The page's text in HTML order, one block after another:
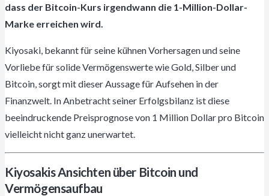
dass der Bitcoin-Kurs irgendwann die 1-Million-Dollar-
Marke erreichen wird.
Kiyosaki, bekannt für seine kühnen Vorhersagen und seine
Vorliebe für solide Vermögenswerte wie Gold, Silber und
Bitcoin, sorgt mit dieser Aussage für Aufsehen in der
Finanzwelt. In Anbetracht seiner Erfolgsbilanz ist diese
beeindruckende Preisprognose von 1 Million Dollar pro Bitcoin
vielleicht nicht ganz unerwartet.
Kiyosakis Ansichten über Bitcoin und
Vermögensaufbau